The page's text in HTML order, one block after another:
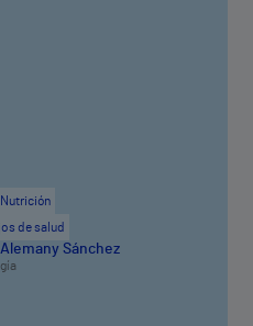
Nutrición
de salud
Sánchez